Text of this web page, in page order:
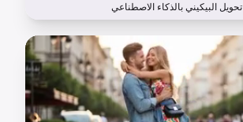
تحويل البيكيني بالذكاء الاصطناعي